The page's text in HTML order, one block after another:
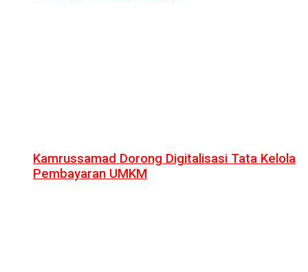
Kamrussamad Dorong Digitalisasi Tata Kelola
Pembayaran UMKM